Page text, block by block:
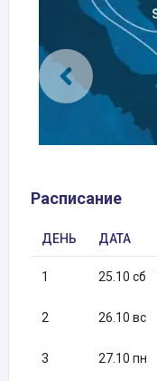
Расписание
ДЕНЬ ДАТА
1 25.10 сб
2 26.10 вс
3 27.10 пн